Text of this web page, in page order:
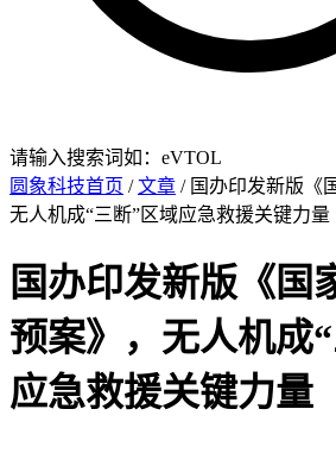
请输入搜索词如：eVTOL
圆象科技首页 /文章 / 国办印发新版《
无人机成“三断”区域应急救援关键力量
国办印发新版《国
预案》，无人机成
应急救援关键力量